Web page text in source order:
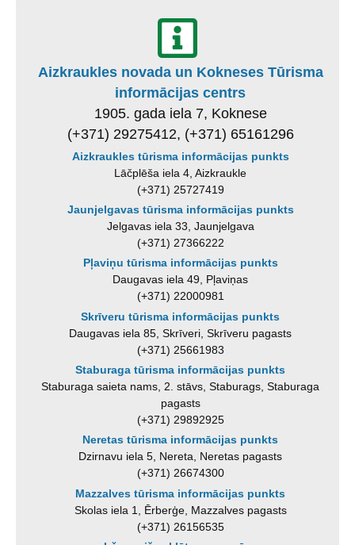
Aizkraukles novada un Kokneses Tūrisma
informācijas centrs
1905. gada iela 7, Koknese
(+371) 29275412, (+371) 65161296
Aizkraukles tūrisma informācijas punkts
Lāčplēša iela 4, Aizkraukle
(+371) 25727419
Jaunjelgavas tūrisma informācijas punkts
Jelgavas iela 33, Jaunjelgava
(+371) 27366222
Pļaviņu tūrisma informācijas punkts
Daugavas iela 49, Pļaviņas
(+371) 22000981
Skrīveru tūrisma informācijas punkts
Daugavas iela 85, Skrīveri, Skrīveru pagasts
(+371) 25661983
Staburaga tūrisma informācijas punkts
Staburaga saieta nams, 2. stāvs, Staburags, Staburaga
pagasts
(+371) 29892925
Neretas tūrisma informācijas punkts
Dzirnavu iela 5, Nereta, Neretas pagasts
(+371) 26674300
Mazzalves tūrisma informācijas punkts
Skolas iela 1, Ērberģe, Mazzalves pagasts
(+371) 26156535